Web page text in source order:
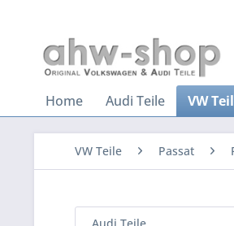
Home Audi Teile VW
VW Teile Passat